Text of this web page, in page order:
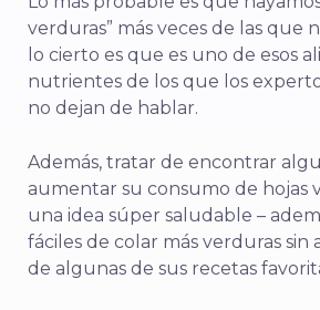
verduras” más veces de las que
lo cierto es que es uno de esos
nutrientes de los que los
no dejan de hablar.
Además, tratar de encontrar
aumentar su consumo de hojas
una idea súper saludable –
fáciles de colar más verduras sin
de algunas de sus recetas